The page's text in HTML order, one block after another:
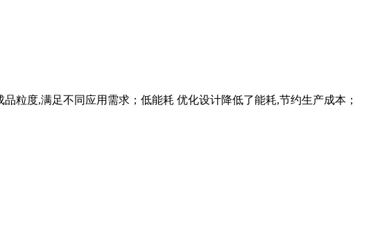
粒度,满足不同应用需求；低能耗 优化设计降低了能耗,节约生产成本；